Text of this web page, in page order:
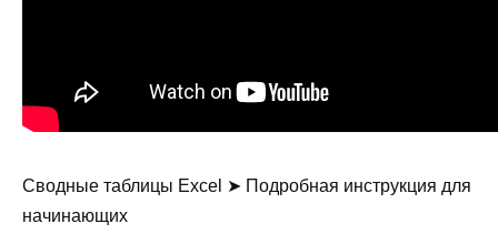
Сводные таблицы Excel ➤ Подробная инструкция для
начинающих